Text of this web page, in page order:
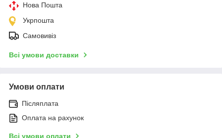
Нова Пошта
Укрпошта
Самовивіз
Всі умови доставки
Умови оплати
Післяплата
Оплата на рахунок
Всі умови оплати